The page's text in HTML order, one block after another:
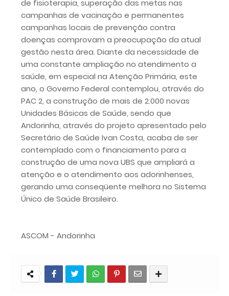
de fisioterapia, superação das metas nas
campanhas de vacinação e permanentes
campanhas locais de prevenção contra
doenças comprovam a preocupação da atual
gestão nesta área. Diante da necessidade de
uma constante ampliação no atendimento a
saúde, em especial na Atenção Primária, este
ano, o Governo Federal contemplou, através do
PAC 2, a construção de mais de 2.000 novas
Unidades Básicas de Saúde, sendo que
Andorinha, através do projeto apresentado pelo
Secretário de Saúde Ivan Costa, acaba de ser
contemplado com o financiamento para a
construção de uma nova UBS que ampliará a
atenção e o atendimento aos adorinhenses,
gerando uma conseqüente melhora no Sistema
Único de Saúde Brasileiro.
ASCOM - Andorinha